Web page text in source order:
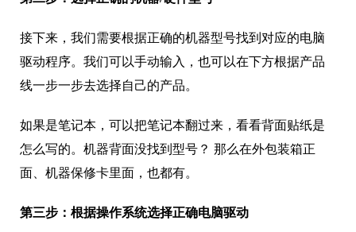
接下来，我们需要根据正确的机器型号找到对应的电脑
驱动程序。我们可以手动输入，也可以在下方根据产品
线一步一步去选择自己的产品。
如果是笔记本，可以把笔记本翻过来，看看背面贴纸是
怎么写的。机器背面没找到型号？ 那么在外包装箱正
面、机器保修卡里面，也都有。
第三步：根据操作系统选择正确电脑驱动